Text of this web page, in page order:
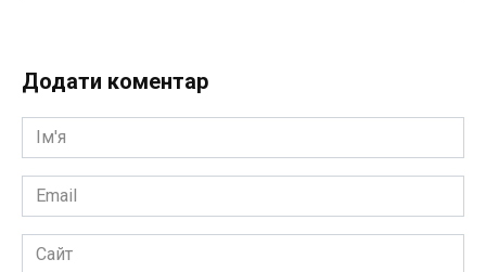
Додати коментар
Ім'я
*
Email
*
Сайт